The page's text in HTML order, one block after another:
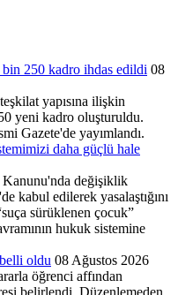
250 kadro ihdas edildi 08
yapısına ilişkin
yeni kadro oluşturuldu.
Gazete'de yayımlandı.
daha güçlü hale
değişiklik
kabul edilerek yasalaştığını
sürüklenen çocuk”
hukuk sistemine
oldu 08 Ağustos 2026
öğrenci affından